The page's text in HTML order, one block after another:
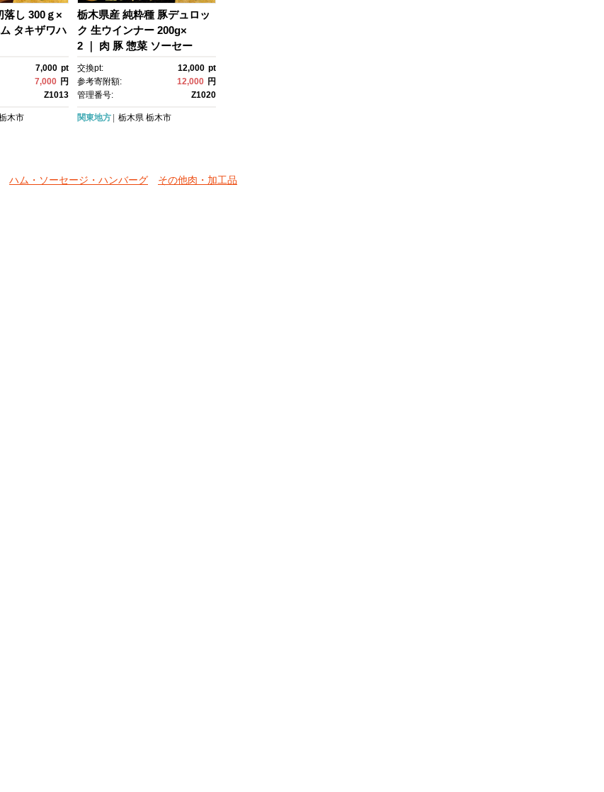
落し 300ｇ×
タキザワハ
7,000 pt
7,000 円
Z1013
木市
栃木県産 純粋種 豚デュロッ
ク 生ウインナー 200g×
2 ｜ 肉 豚 惣菜 ソーセー
ジ ウインナー タキザワハ
ム 栃木
交換pt: 12,000 pt
参考寄附額:
12,000 円
管理番号:
Z1020
関東地方 栃木県 栃木市
ハム・ソーセージ・ハンバーグ その他肉・加工品